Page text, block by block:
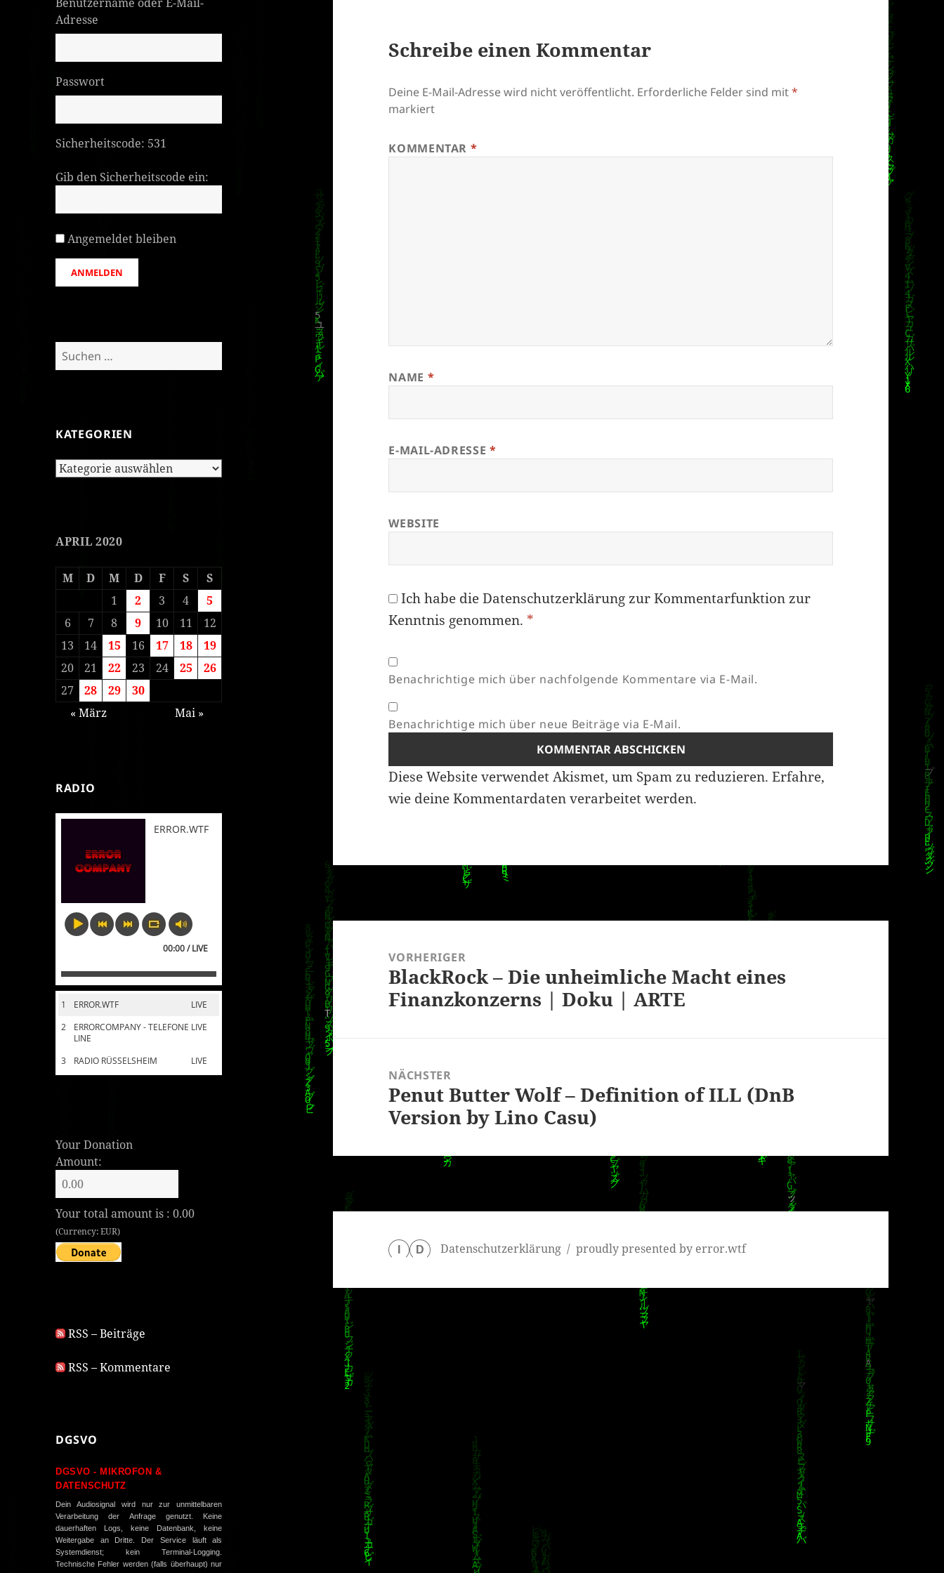
Adresse
Passwort
Sicherheitscode: 531
Gib den Sicherheitscode ein:
Angemeldet bleiben
ANMELDEN
Suchen
nach:
KATEGORIEN
Kategorien
APRIL 2020
M D M D F S
S
1
2 3 4
5
6
7 8 9 10 11
12
13
14 15 16 17 18
19
20
21 22 23 24 25
26
27
28 29
30
« März
Mai »
RADIO
ERROR.WTF
00:00 / LIVE
1 LIVE
ERROR.WTF
2
LIVE
ERRORCOMPANY - TELEFONE
LINE
3
LIVE
RADIO RÜSSELSHEIM
Your Donation
Amount:
Your total amount is :0.00
(Currency: EUR)
RSS – Beiträge
RSS – Kommentare
DGSVO
DGSVO - MIKROFON &
DATENSCHUTZ
Dein Audiosignal wird nur zur unmittelbaren
Verarbeitung der Anfrage genutzt. Keine
dauerhaften Logs, keine Datenbank, keine
Weitergabe an Dritte. Der Service läuft als
Systemdienst; kein Terminal-Logging.
Technische Fehler werden (falls überhaupt) nur
Schreibe einen Kommentar
Deine E-Mail-Adresse wird nicht veröffentlicht. Erforderliche Felder sind mit*
markiert
KOMMENTAR *
NAME *
E-MAIL-ADRESSE *
WEBSITE
Ich habe dieDatenschutzerklärungzur Kommentarfunktion zur
Kenntnis genommen. *
Benachrichtige mich über nachfolgende Kommentare via E-Mail.
Benachrichtige mich über neue Beiträge via E-Mail.
Diese Website verwendet Akismet, um Spam zu reduzieren.Erfahre,
wie deine Kommentardaten verarbeitet werden.
Beitragsnavigation
VORHERIGER
Vorheriger
Beitrag:
BlackRock – Die unheimliche Macht eines
Finanzkonzerns | Doku | ARTE
NÄCHSTER
Nächster
Beitrag:
Penut Butter Wolf – Definition of ILL (DnB
Version by Lino Casu)
D Datenschutzerklärung proudly presented by error.wtf